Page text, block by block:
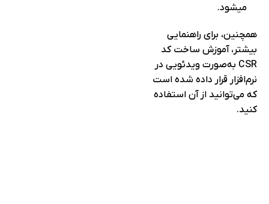
میشود.
همچنین، برای راهنمایی
بیشتر، آموزش ساخت کد
CSR به‌صورت ویدئویی در
نرم‌افزار قرار داده شده است
که می‌توانید از آن استفاده
کنید.